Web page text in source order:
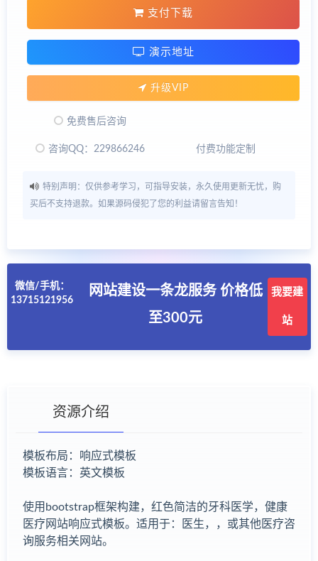
支付下载
演示地址
升级VIP
免费售后咨询
咨询QQ：229866246 付费功能定制
特别声明：仅供参考学习，可指导安装，永久使用更新无忧，购
买后不支持退款。如果源码侵犯了您的利益请留言告知！
微信/手机：
13715121956
网站建设一条龙服务 价格低
至300元
我要建
站
资源介绍
有疑问？请点击复制链接咨询！
模板布局：响应式模板
模板语言：英文模板
使用bootstrap框架构建，红色简洁的牙科医学，健康
医疗网站响应式模板。适用于：医生，，或其他医疗咨
询服务相关网站。